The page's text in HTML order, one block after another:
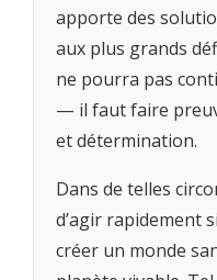
apporte des
aux plus grands
ne pourra pas
— il faut faire
et détermination.
Dans de telles
d’agir rapidement
créer un monde